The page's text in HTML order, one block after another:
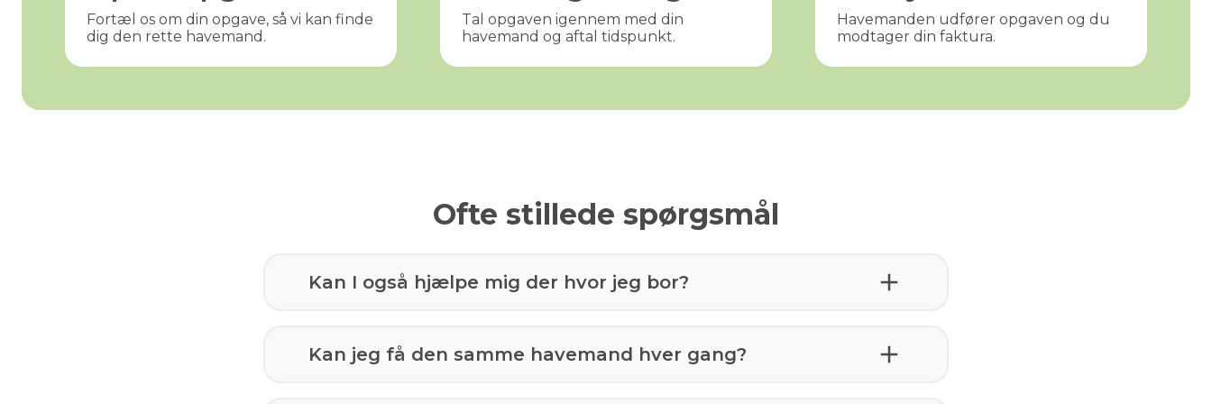
Fortæl os om din opgave, så vi kan finde
dig den rette havemand.
Tal opgaven igennem med din
havemand og aftal tidspunkt.
Havemanden udfører opgaven og du
modtager din faktura.
Ofte stillede spørgsmål
Kan I også hjælpe mig der hvor jeg bor?
Kan jeg få den samme havemand hver gang?